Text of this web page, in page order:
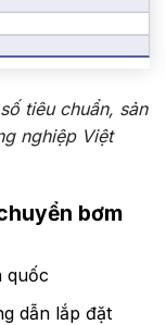
tiêu chuẩn, sản
nghiệp Việt
bơm
quốc
dẫn lắp đặt